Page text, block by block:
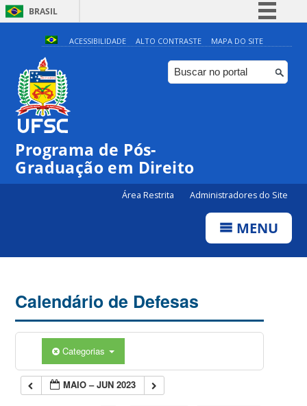
BRASIL
Simplifique!
Comunica BR
Participe
ACESSIBILIDADE ALTO CONTRASTE MAPA DO SITE
Programa de Pós-
Graduação em Direito
Área Restrita Administradores do Site
MENU
Calendário de Defesas
Categorias
MAIO – JUN 2023